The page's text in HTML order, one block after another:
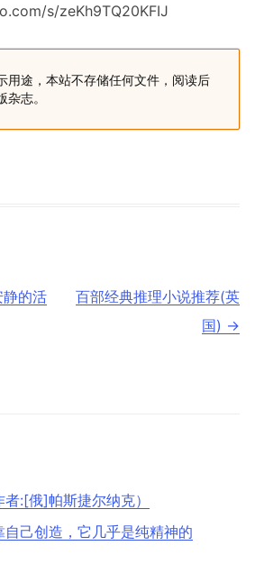
s/zeKh9TQ20KFIJ
用途，本站不存储任何文件，阅读后
志。
的活
百部经典推理小说推荐(英
国) →
:[俄]帕斯捷尔纳克）
自己创造，它几乎是纯精神的